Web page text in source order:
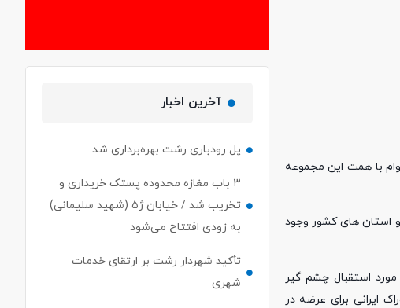
با همت این مجموعه
و سوغاتی شهرها و استان های کشور وجود
کار خود را شروع کرده است و مورد استقبال چشم گیر
ایرانی برای عرضه در
آخرین اخبار
پل رودباری رشت بهره‌برداری شد
۳ باب مغازه محدوده پستک خریداری و
تخریب شد / خیابان ژ۵ (شهید سلیمانی)
به زودی افتتاح می‌شود
تأکید شهردار رشت بر ارتقای خدمات
شهری